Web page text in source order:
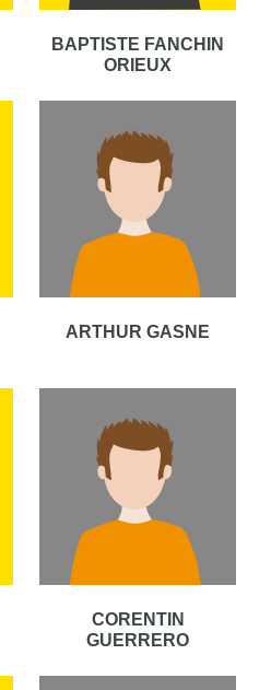
BAPTISTE FANCHIN
ORIEUX
ARTHUR GASNE
CORENTIN
GUERRERO